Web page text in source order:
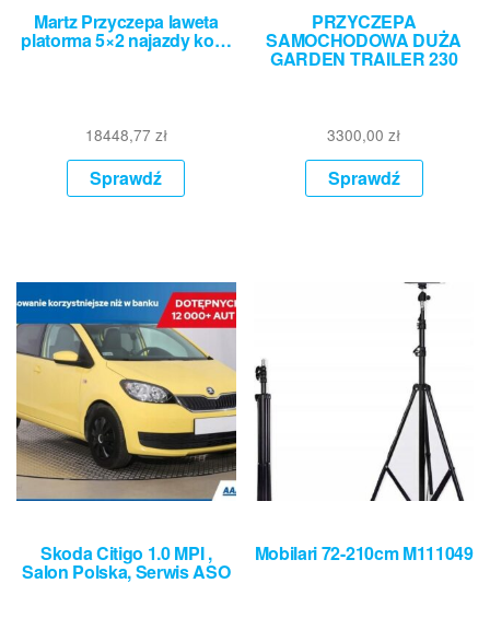
Martz Przyczepa laweta
platorma 5×2 najazdy ko…
18448,77 zł
Sprawdź
PRZYCZEPA
SAMOCHODOWA DUŻA
GARDEN TRAILER 230
3300,00zł
Sprawdź
Skoda Citigo 1.0 MPI ,
Salon Polska, Serwis ASO
Mobilari 72-210cm M111049